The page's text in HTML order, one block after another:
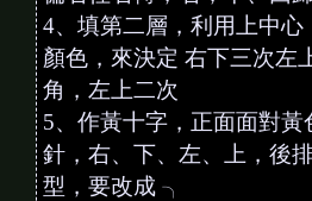
4、填第二層，利用上中心
顏色，來決定 右下三次左
角，左上二次
5、作黃十字，正面面對
針，右、下、左、上，後
型，要改成 ╮